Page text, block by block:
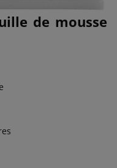
de mousse